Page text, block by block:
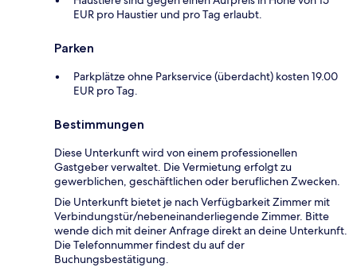
EUR pro Haustier und pro Tag erlaubt.
Parken
Parkplätze ohne Parkservice (überdacht) kosten 19.00
EUR pro Tag.
Bestimmungen
Diese Unterkunft wird von einem professionellen
Gastgeber verwaltet. Die Vermietung erfolgt zu
gewerblichen, geschäftlichen oder beruflichen Zwecken.
Die Unterkunft bietet je nach Verfügbarkeit Zimmer mit
Verbindungstür/nebeneinanderliegende Zimmer. Bitte
wende dich mit deiner Anfrage direkt an deine Unterkunft.
Die Telefonnummer findest du auf der
Buchungsbestätigung.